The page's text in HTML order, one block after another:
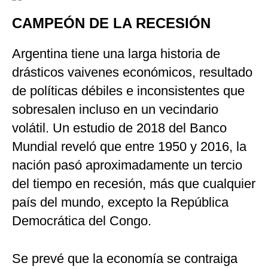
CAMPEÓN DE LA RECESIÓN
Argentina tiene una larga historia de
drásticos vaivenes económicos, resultado
de políticas débiles e inconsistentes que
sobresalen incluso en un vecindario
volátil. Un estudio de 2018 del Banco
Mundial reveló que entre 1950 y 2016, la
nación pasó aproximadamente un tercio
del tiempo en recesión, más que cualquier
país del mundo, excepto la República
Democrática del Congo.
Se prevé que la economía se contraiga